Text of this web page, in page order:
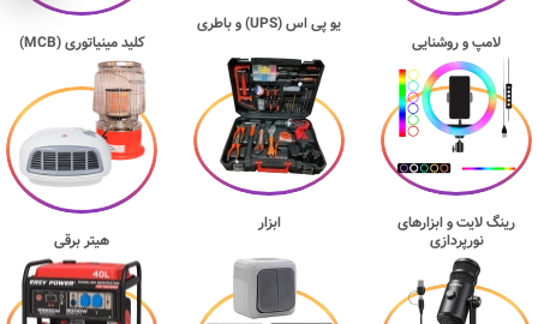
لامپ و روشنایی
یو پی اس (UPS) و باطری
کلید مینیاتوری (MCB)
رینگ لایت و ابزارهای
نورپردازی
ابزار
هیتر برقی